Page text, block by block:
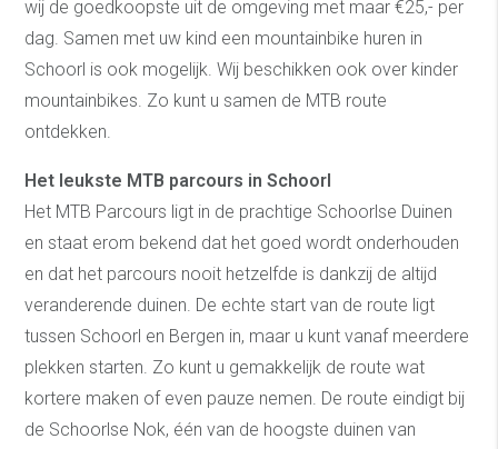
wij de goedkoopste uit de omgeving met maar €25,- per
dag. Samen met uw kind een mountainbike huren in
Schoorl is ook mogelijk. Wij beschikken ook over kinder
mountainbikes. Zo kunt u samen de MTB route
ontdekken.
Het leukste MTB parcours in Schoorl
Het MTB Parcours ligt in de prachtige Schoorlse Duinen
en staat erom bekend dat het goed wordt onderhouden
en dat het parcours nooit hetzelfde is dankzij de altijd
veranderende duinen. De echte start van de route ligt
tussen Schoorl en Bergen in, maar u kunt vanaf meerdere
plekken starten. Zo kunt u gemakkelijk de route wat
kortere maken of even pauze nemen. De route eindigt bij
de Schoorlse Nok, één van de hoogste duinen van